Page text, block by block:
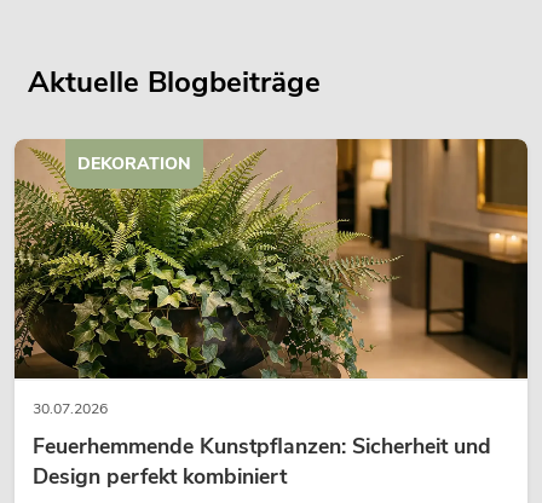
Aktuelle Blogbeiträge
30.07.2026
Feuerhemmende Kunstpflanzen: Sicherheit und
Design perfekt kombiniert
DEKORATION